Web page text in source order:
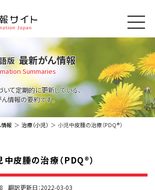
Japan
シー
尿器
血器
内分泌
小児
支持療法と緩和ケア
版最新がん情報
Summaries
て定期的に更新している、
情報の要約です。
報 治療（小児） 小児中皮腫の治療（PDQ®）
中皮腫の治療（PDQ®）
翻訳更新日：2022-03-03